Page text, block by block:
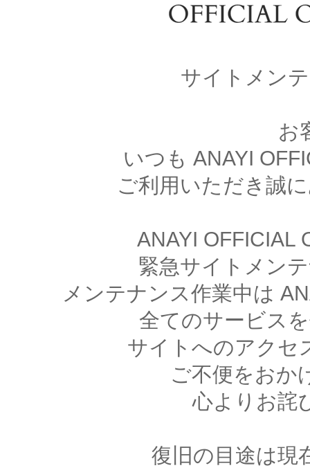
サイトメン
お
いつも ANAYI
ご利用いただき誠
ANAYI OFFICIAL
緊急サイトメン
メンテナンス作業中は
全てのサービス
サイトへのアクセ
ご不便をおか
心よりお詫
復旧の目途は現